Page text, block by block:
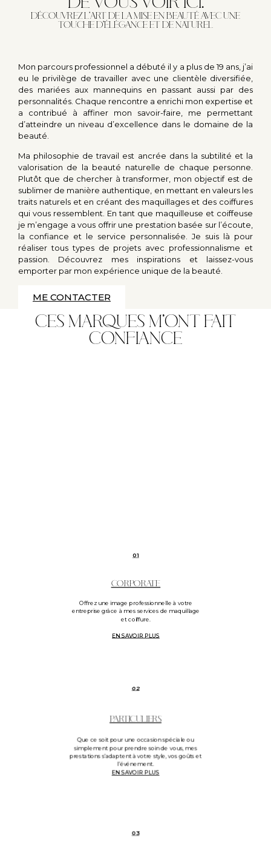
DE VOUS VOIR ICI.
DÉCOUVREZ L'ART DE LA MISE EN BEAUTÉ AVEC UNE
TOUCHE D'ÉLÉGANCE ET DE NATUREL
Mon parcours professionnel a débuté il y a plus de 19 ans, j’ai
eu le privilège de travailler avec une clientèle diversifiée,
des mariées aux mannequins en passant aussi par des
personnalités. Chaque rencontre a enrichi mon expertise et
a contribué à affiner mon savoir-faire, me permettant
d’atteindre un niveau d’excellence dans le domaine de la
beauté.
Ma philosophie de travail est ancrée dans la subtilité et la
valorisation de la beauté naturelle de chaque personne.
Plutôt que de chercher à transformer, mon objectif est de
sublimer de manière authentique, en mettant en valeurs les
traits naturels et en créant des maquillages et des coiffures
qui vous ressemblent. En tant que maquilleuse et coiffeuse
je m’engage a vous offrir une prestation basée sur l’écoute,
la confiance et le service personnalisée. Je suis là pour
réaliser tous types de projets avec professionnalisme et
passion. Découvrez mes inspirations et laissez-vous
emporter par mon expérience unique de la beauté.
ME CONTACTER
CES MARQUES M'ONT FAIT
CONFIANCE
01
CORPORATE
Offrez une image professionnelle à votre
entreprise grâce à mes services de maquillage
et coiffure.
EN SAVOIR PLUS
02
PARTICULIERS
Que ce soit pour une occasion spéciale ou
simplement pour prendre soin de vous, mes
prestations s’adaptent à votre style, vos goûts et
l’événement.
EN SAVOIR PLUS
03